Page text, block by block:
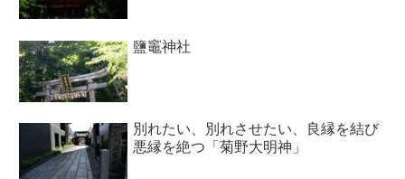
鹽竈神社
別れたい、別れさせたい、良縁を結び
悪縁を絶つ「菊野大明神」